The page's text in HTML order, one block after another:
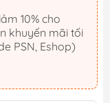
khuyến mãi tối
PSN, Eshop)